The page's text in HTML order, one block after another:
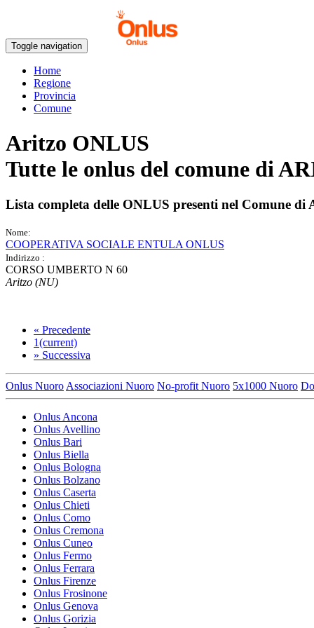
Toggle navigation
Home
Regione
Provincia
Comune
Aritzo ONLUS
Tutte le onlus del comune di
Lista completa delle ONLUS presenti nel Comune di
Nome:
COOPERATIVA SOCIALE ENTULA ONLUS
Indirizzo :
CORSO UMBERTO N 60
Aritzo (NU)
« Precedente
1(current)
» Successiva
Onlus Nuoro Associazioni Nuoro No-profit Nuoro 5x1000 Nuoro
Onlus Ancona
Onlus Avellino
Onlus Bari
Onlus Biella
Onlus Bologna
Onlus Bolzano
Onlus Caserta
Onlus Chieti
Onlus Como
Onlus Cremona
Onlus Cuneo
Onlus Fermo
Onlus Ferrara
Onlus Firenze
Onlus Frosinone
Onlus Genova
Onlus Gorizia